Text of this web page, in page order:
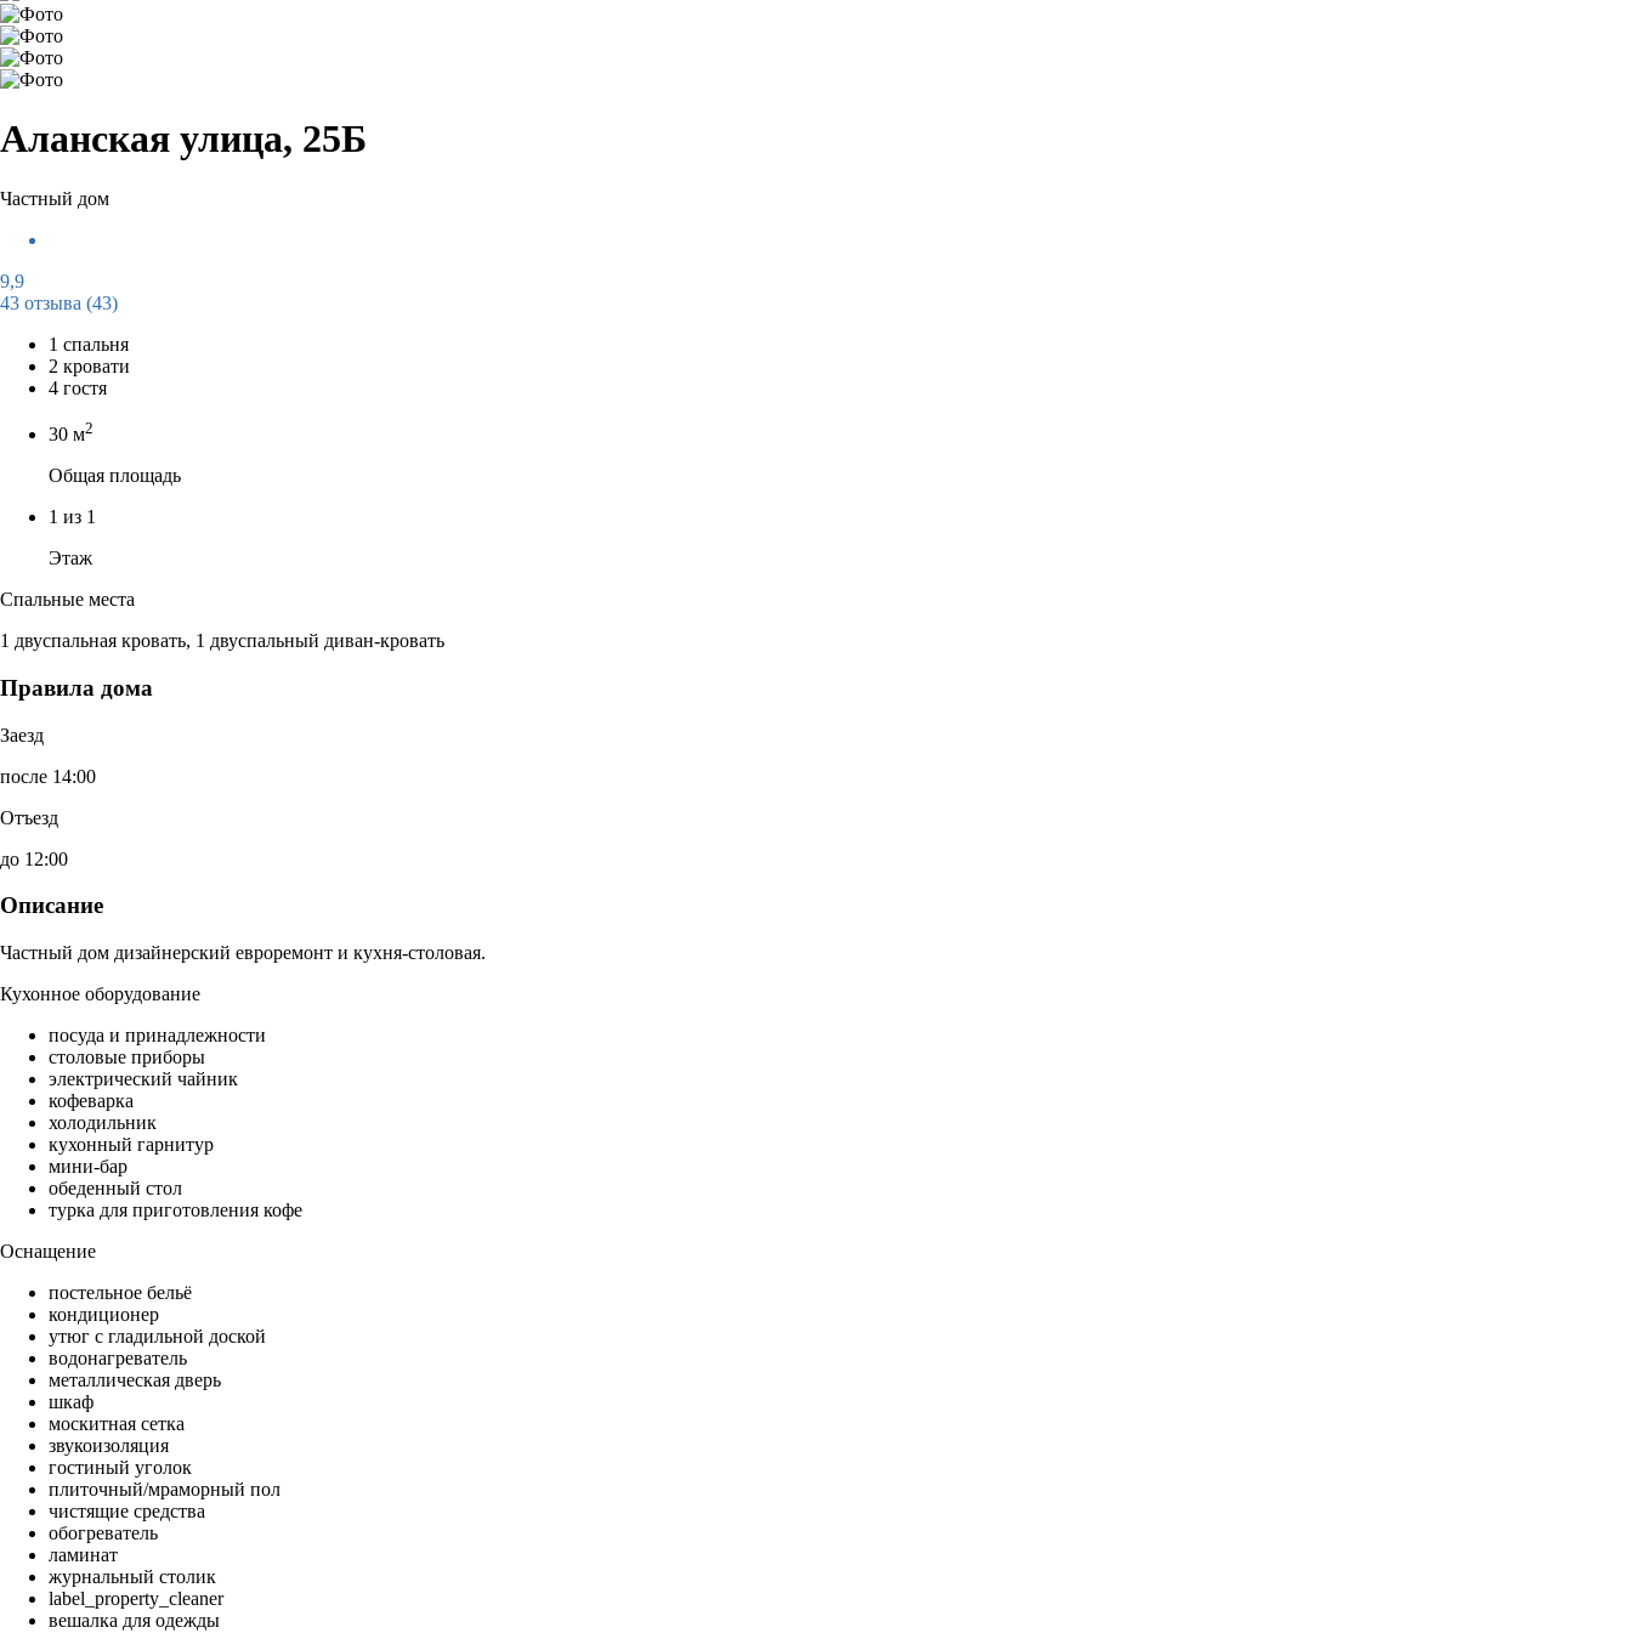
Аланская улица, 25Б
Частный дом
9,9
43 отзыва (43)
1 спальня
2 кровати
4 гостя
30 м2
Общая площадь
1 из 1
Этаж
Спальные места
1 двуспальная кровать, 1 двуспальный диван-кровать
Правила дома
Заезд
после 14:00
Отъезд
до 12:00
Описание
Частный дом дизайнерский евроремонт и кухня-столовая.
Кухонное оборудование
посуда и принадлежности
столовые приборы
электрический чайник
кофеварка
холодильник
кухонный гарнитур
мини-бар
обеденный стол
турка для приготовления кофе
Оснащение
постельное бельё
кондиционер
утюг с гладильной доской
водонагреватель
металлическая дверь
шкаф
москитная сетка
звукоизоляция
гостиный уголок
плиточный/мраморный пол
чистящие средства
обогреватель
ламинат
журнальный столик
label_property_cleaner
вешалка для одежды